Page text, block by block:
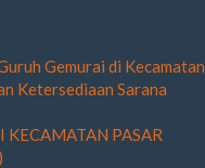
Gemurai di Kecamatan
Ketersediaan Sarana
KECAMATAN PASAR